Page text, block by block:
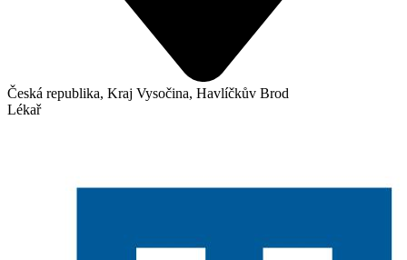
Česká republika, Kraj Vysočina, Havlíčkův Brod
Lékař